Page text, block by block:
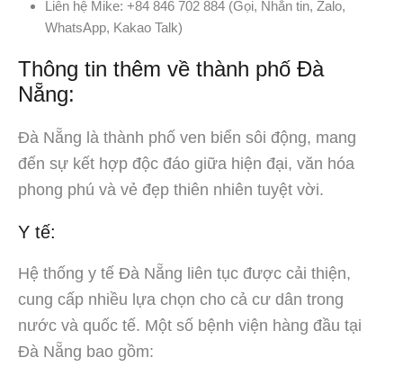
Liên hệ Mike: +84 846 702 884 (Gọi, Nhắn tin, Zalo,
WhatsApp, Kakao Talk)
Thông tin thêm về thành phố Đà
Nẵng:
Đà Nẵng là thành phố ven biển sôi động, mang
đến sự kết hợp độc đáo giữa hiện đại, văn hóa
phong phú và vẻ đẹp thiên nhiên tuyệt vời.
Y tế:
Hệ thống y tế Đà Nẵng liên tục được cải thiện,
cung cấp nhiều lựa chọn cho cả cư dân trong
nước và quốc tế. Một số bệnh viện hàng đầu tại
Đà Nẵng bao gồm: